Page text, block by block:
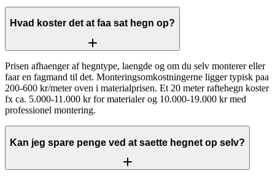
Hvad koster det at faa sat hegn op?
Prisen afhaenger af hegntype, laengde og om du selv monterer eller
faar en fagmand til det. Monteringsomkostningerne ligger typisk paa
200-600 kr/meter oven i materialprisen. Et 20 meter raftehegn koster
fx ca. 5.000-11.000 kr for materialer og 10.000-19.000 kr med
professionel montering.
Kan jeg spare penge ved at saette hegnet op selv?